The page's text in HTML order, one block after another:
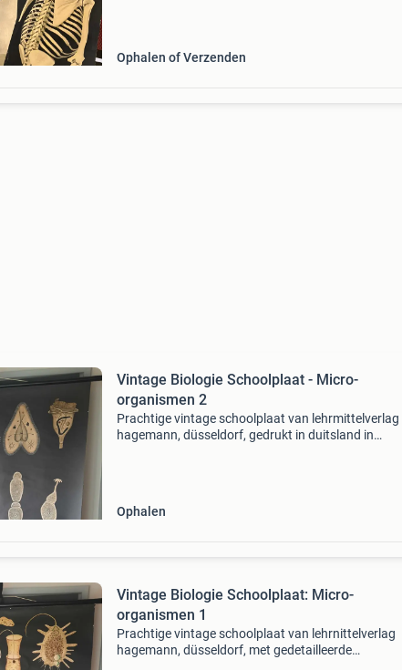
Ophalen of Verzenden
Vintage Biologie Schoolplaat - Micro-
organismen 2
Prachtige vintage schoolplaat van lehrmittelverlag
hagemann, düsseldorf, gedrukt in duitsland in
Ophalen
Vintage Biologie Schoolplaat: Micro-
organismen 1
Prachtige vintage schoolplaat van lehrnittelverlag
hagemann, düsseldorf, met gedetailleerde